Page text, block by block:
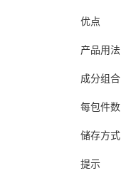
优点
产品用法
成分组合
每包件数
储存方式
提示